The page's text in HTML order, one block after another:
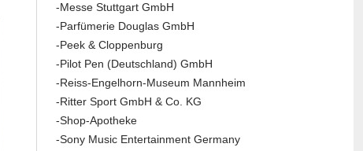
-Messe Stuttgart GmbH
-Parfümerie Douglas GmbH
-Peek & Cloppenburg
-Pilot Pen (Deutschland) GmbH
-Reiss-Engelhorn-Museum Mannheim
-Ritter Sport GmbH & Co. KG
-Shop-Apotheke
-Sony Music Entertainment Germany